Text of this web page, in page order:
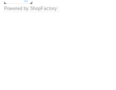
Powered by ShopFactory